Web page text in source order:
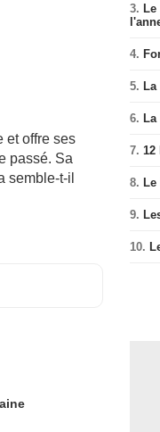
et offre ses
passé. Sa
semble-t-il
3.
4.
5.
6.
7. 12
8.
9.
10.